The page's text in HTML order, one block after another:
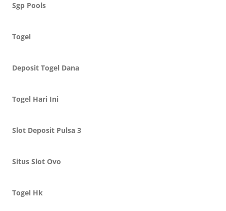
Sgp Pools
Togel
Deposit Togel Dana
Togel Hari Ini
Slot Deposit Pulsa 3
Situs Slot Ovo
Togel Hk